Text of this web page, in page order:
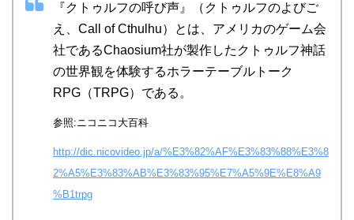
『クトゥルフの呼び声』（クトゥルフのよびご
え、Call of Cthulhu）とは、アメリカのゲーム会
社であるChaosium社が製作したクトゥルフ神話
の世界観を体験するホラーテーブルトーク
RPG（TRPG）である。
参照:ニコニコ大百科
http://dic.nicovideo.jp/a/%E3%82%AF%E3%83%88%E3%8
2%A5%E3%83%AB%E3%83%95%E7%A5%9E%E8%A9
%B1trpg